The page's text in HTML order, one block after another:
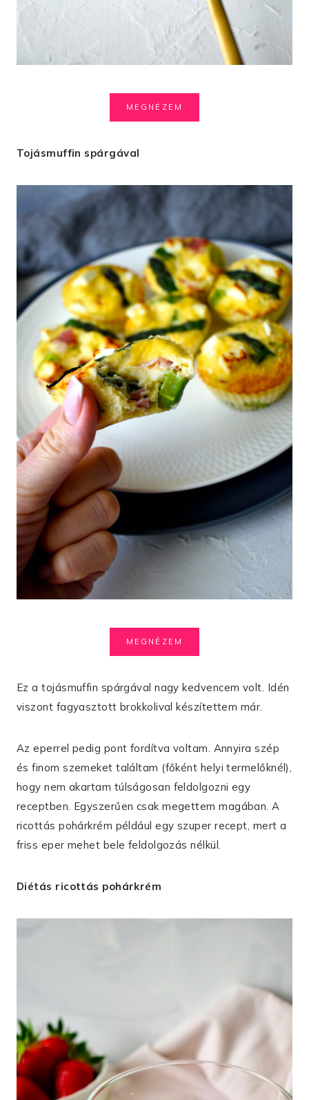
MEGNÉZEM
Tojásmuffin spárgával
MEGNÉZEM
Ez a tojásmuffin spárgával nagy kedvencem volt. Idén
viszont fagyasztott brokkolival készítettem már.
Az eperrel pedig pont fordítva voltam. Annyira szép
és finom szemeket találtam (főként helyi termelőknél),
hogy nem akartam túlságosan feldolgozni egy
receptben. Egyszerűen csak megettem magában. A
ricottás pohárkrém például egy szuper recept, mert a
friss eper mehet bele feldolgozás nélkül.
Diétás ricottás pohárkrém